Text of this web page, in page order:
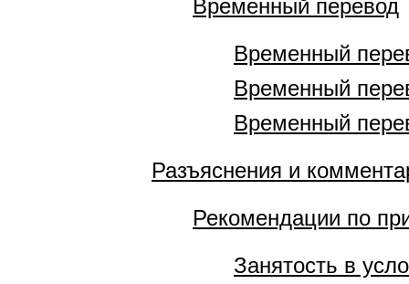
Временный перевод
Временный
Временный
Временный
Разъяснения и
Рекомендации по
Занятость в